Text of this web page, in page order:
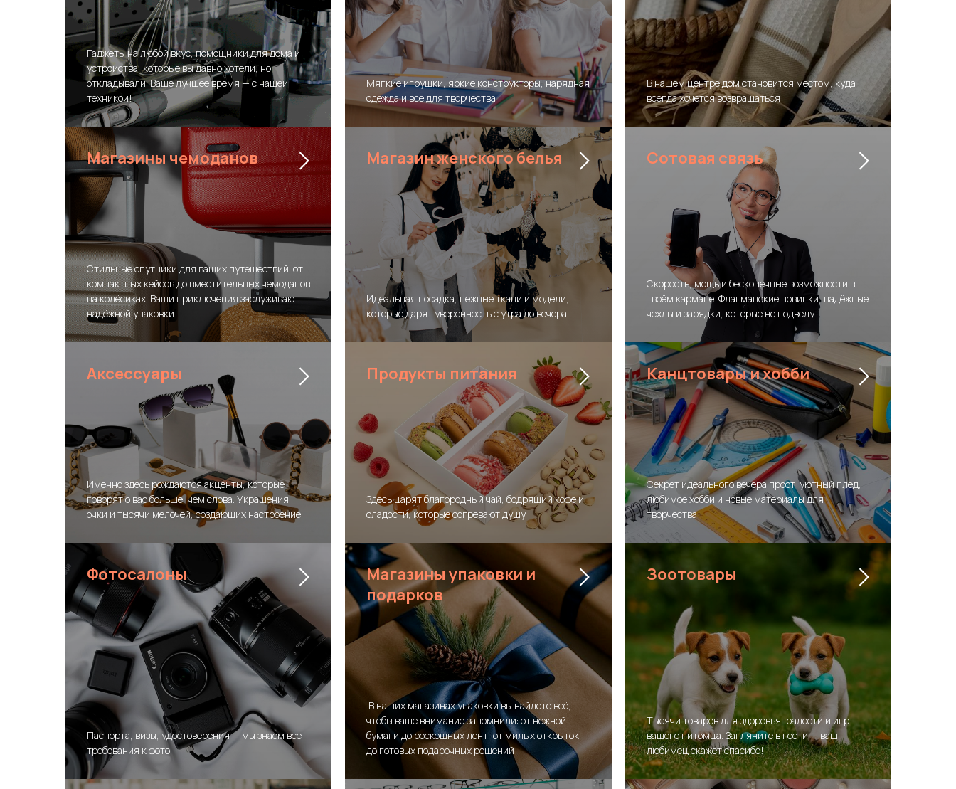
Гаджеты на любой вкус, помощники для дома и
устройства, которые вы давно хотели, но
откладывали. Ваше лучшее время — с нашей
техникой!
Мягкие игрушки, яркие конструкторы, нарядная
одежда и всё для творчества
В нашем центре дом становится местом, куда
всегда хочется возвращаться
Магазины чемоданов
Стильные спутники для ваших путешествий: от
компактных кейсов до вместительных чемоданов
на колёсиках. Ваши приключения заслуживают
надёжной упаковки!
Магазин женского белья
Идеальная посадка, нежные ткани и модели,
которые дарят уверенность с утра до вечера.
Сотовая связь
Скорость, мощь и бесконечные возможности в
твоём кармане. Флагманские новинки, надёжные
чехлы и зарядки, которые не подведут.
Аксессуары
Именно здесь рождаются акценты, которые
говорят о вас больше, чем слова. Украшения,
очки и тысячи мелочей, создающих настроение.
Продукты питания
Здесь царят благородный чай, бодрящий кофе и
сладости, которые согревают душу
Канцтовары и хобби
Секрет идеального вечера прост: уютный плед,
любимое хобби и новые материалы для
творчества
Фотосалоны
Паспорта, визы, удостоверения — мы знаем все
требования к фото
Магазины упаковки и
подарков
В наших магазинах упаковки вы найдете всё,
чтобы ваше внимание запомнили: от нежной
бумаги до роскошных лент, от милых открыток
до готовых подарочных решений
Зоотовары
Тысячи товаров для здоровья, радости и игр
вашего питомца. Загляните в гости — ваш
любимец скажет спасибо!